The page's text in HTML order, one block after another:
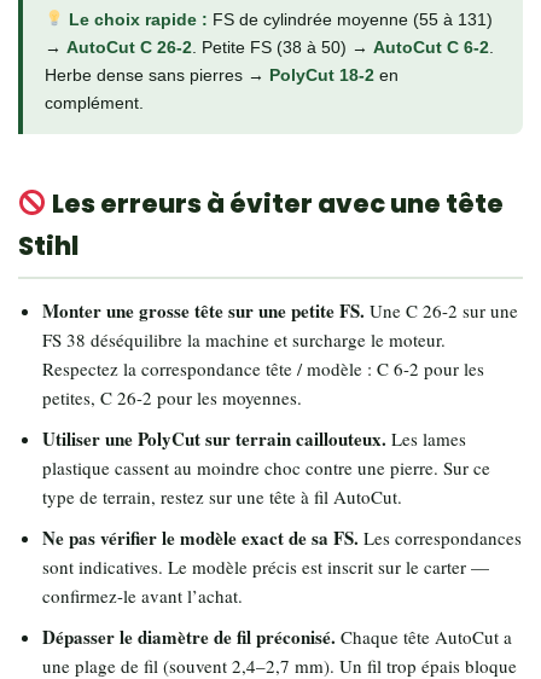
Le choix rapide : FS de cylindrée moyenne (55 à 131)
→ AutoCut C 26-2 . Petite FS (38 à 50) → AutoCut C 6-2
Herbe dense sans pierres → PolyCut 18-2 en
complément.
Les erreurs à éviter avec une tête
Stihl
Monter une grosse tête sur une petite FS. Une C 26-2 sur une
FS 38 déséquilibre la machine et surcharge le moteur.
Respectez la correspondance tête / modèle : C 6-2 pour les
petites, C 26-2 pour les moyennes.
Utiliser une PolyCut sur terrain caillouteux. Les lames
plastique cassent au moindre choc contre une pierre. Sur ce
type de terrain, restez sur une tête à fil AutoCut.
Ne pas vérifier le modèle exact de sa FS. Les correspondances
sont indicatives. Le modèle précis est inscrit sur le carter —
confirmez-le avant l’achat.
Dépasser le diamètre de fil préconisé. Chaque tête AutoCut a
une plage de fil (souvent 2,4–2,7 mm). Un fil trop épais bloque